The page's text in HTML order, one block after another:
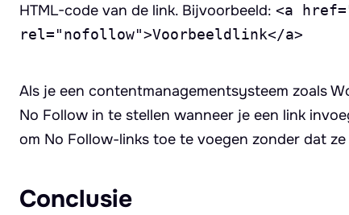
HTML-code van de link. Bijvoorbeeld: <a
rel="nofollow">Voorbeeldlink</a>
Als je een contentmanagementsysteem zoals
No Follow in te stellen wanneer je een link
om No Follow-links toe te voegen zonder dat
Conclusie